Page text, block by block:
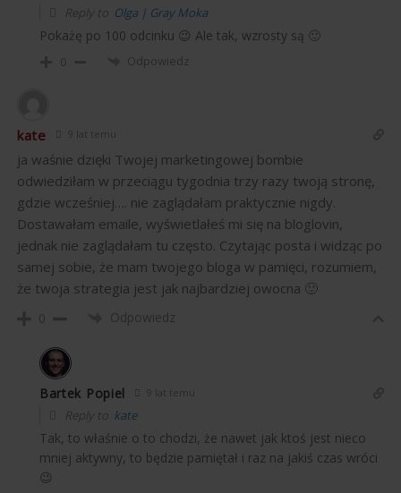
Reply to Olga | Gray Moka
Pokażę po 100 odcinku 😉 Ale tak, wzrosty są 🙂
0 Odpowiedz
kate 9 lat temu
ja waśnie dzięki Twojej marketingowej bombie
odwiedziłam w przeciągu tygodnia trzy razy twoją stronę,
gdzie wcześniej…. nie zaglądałam praktycznie nigdy.
Dostawałam emaile, wyświetlałeś mi się na bloglovin,
jednak nie zaglądałam tu często. Czytając posta i widząc po
samej sobie, że mam twojego bloga w pamięci, rozumiem,
że twoja strategia jest jak najbardziej owocna 🙂
0 Odpowiedz
Bartek Popiel 9 lat temu
Reply to kate
Tak, to właśnie o to chodzi, że nawet jak ktoś jest nieco
mniej aktywny, to będzie pamiętał i raz na jakiś czas wróci
😉